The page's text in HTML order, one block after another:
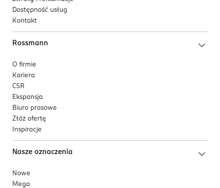
Dostępność usług
Kontakt
Rossmann
O firmie
Kariera
CSR
Ekspansja
Biuro prasowe
Złóż ofertę
Inspiracje
Nasze oznaczenia
Nowe
Mega